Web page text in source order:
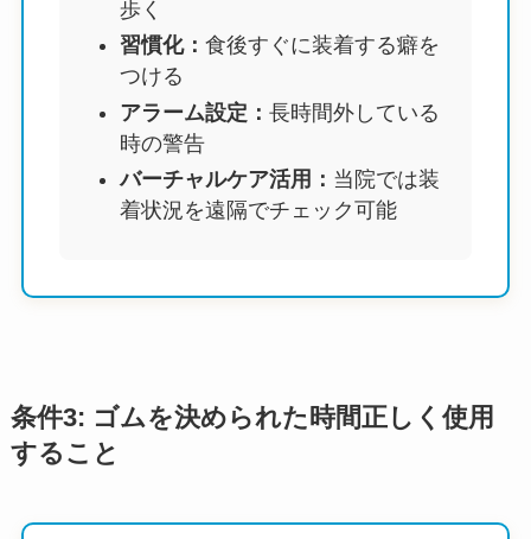
歩く
習慣化： 食後すぐに装着する癖を
つける
アラーム設定： 長時間外している
時の警告
バーチャルケア活用： 当院では装
着状況を遠隔でチェック可能
条件3: ゴムを決められた時間正しく使用
すること